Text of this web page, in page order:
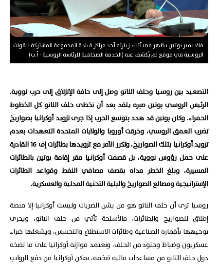
فلاديمير بوتين يظهر في أثناء زيارته أحد مراكز قيادة المجموعة المشتركة للقوات
الروسية في موقع لم يُكشف عنه (الخدمة الصحافية للرئاسة الروسية - أ.ب)
التصعيد بين روسيا وحلف الناتو وصل إلى حافة الإنزلاق إلى حرب نووية.
الرئيس الروسي بوتين صبره ينفد بعد أن تخطى حلف الناتو كل الخطوط
الحمراء. وكان بوتين قد هدد بتوسع الحرب إذا جرى تزويد أوكرانيا بصواريخ
تضرب العمق الروسي، وخرقت أوروبا والولايات المتحدة التعهدات بعدم
تزويد أوكرانيا بتلك الصواريخ، وتكرر الأمر مع تزويدها بطائرات إف 16 القادرة
على حمل رؤوس نووية، بل قصفت أوكرانيا مقر إقامة بوتين بالطائرات
المسيرة، وبلغ الخطر مداه بقصف مصافي النفط وقواعد الطائرات
الإستراتيجية ومصانع الصواريخ والبنية التحتية المدنية والعسكرية.
روسيا ترى أن حلف الناتو هو من يشن الضربات وليست أوكرانيا إلا منصة
إطلاق للصواريخ والطائرات، فالأسلحة تأتي من حلف الناتو، ويجرى
توجيهها بأقماره الصناعية وطائرات الاستطلاع والتجسس، ويشغلها خبراء
عسكريون وضباط وجنود من الحلف، وتعتمد موازنة أوكرانيا على ما تضخه
دول حلف الناتو من مساعدات مالية ضخمة، تمكن أوكرانيا من دفع الرواتب